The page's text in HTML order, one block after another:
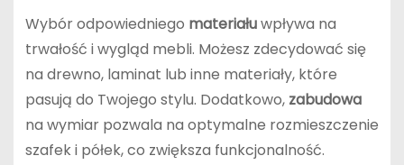
Wybór odpowiedniego materiałuwpływa na
trwałość i wygląd mebli. Możesz zdecydować się
na drewno, laminat lub inne materiały, które
pasują do Twojego stylu. Dodatkowo, zabudowa
na wymiar pozwala na optymalne rozmieszczenie
szafek i półek, co zwiększa funkcjonalność.